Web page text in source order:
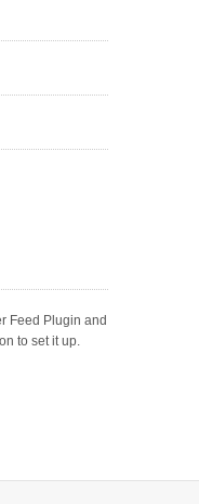
Feed Plugin and
to set it up.